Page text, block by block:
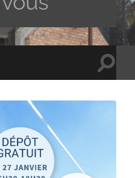
Toggle